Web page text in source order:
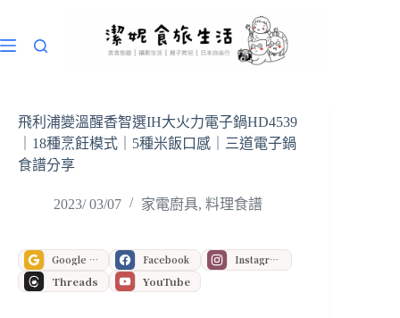
主
飛利浦變溫醒香智選IH大火力電子鍋HD4539
｜18種烹飪模式｜5種米飯口感｜三道電子鍋
食譜分享
2023/ 03/07 家電廚具, 料理食譜
Google 偏好來源 Facebook Instagram
Threads YouTube